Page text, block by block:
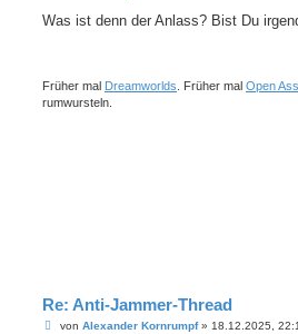
i
Was ist denn der Anlass? Bist Du
Früher mal Dreamworlds . Früher mal Open
rumwursteln.
Re: Anti-Jammer-Thread
Bvon Alexander Kornrumpf» 18.12.2025,